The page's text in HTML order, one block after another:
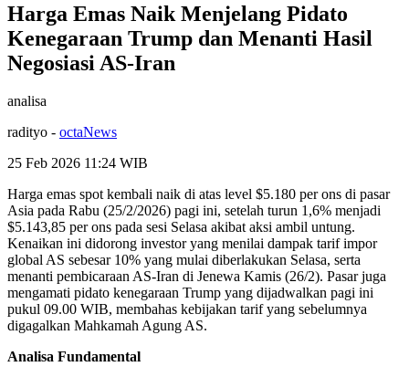
Harga Emas Naik Menjelang Pidato
Kenegaraan Trump dan Menanti Hasil
Negosiasi AS-Iran
analisa
radityo - octaNews
25 Feb 2026 11:24 WIB
Harga emas spot kembali naik di atas level $5.180 per ons di pasar
Asia pada Rabu (25/2/2026) pagi ini, setelah turun 1,6% menjadi
$5.143,85 per ons pada sesi Selasa akibat aksi ambil untung.
Kenaikan ini didorong investor yang menilai dampak tarif impor
global AS sebesar 10% yang mulai diberlakukan Selasa, serta
menanti pembicaraan AS-Iran di Jenewa Kamis (26/2). Pasar juga
mengamati pidato kenegaraan Trump yang dijadwalkan pagi ini
pukul 09.00 WIB, membahas kebijakan tarif yang sebelumnya
digagalkan Mahkamah Agung AS.
Analisa Fundamental